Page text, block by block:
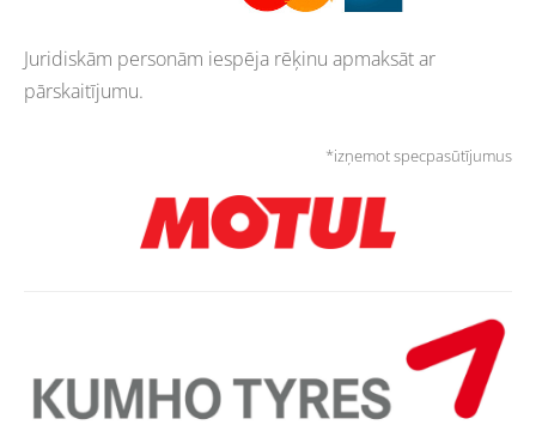
Juridiskām personām iespēja rēķinu apmaksāt ar
pārskaitījumu.
*izņemot specpasūtījumus